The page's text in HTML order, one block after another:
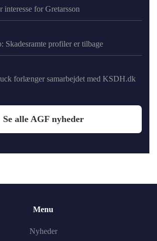
for Gretarsson
Skadesramte profiler er tilbage
forlænger samarbejdet med KSDH.dk
Se alle AGF nyheder
Menu
Nyheder